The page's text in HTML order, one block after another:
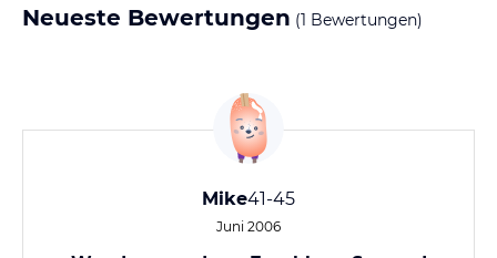
Neueste Bewertungen (1 Bewertungen)
Mike41-45
Juni 2006